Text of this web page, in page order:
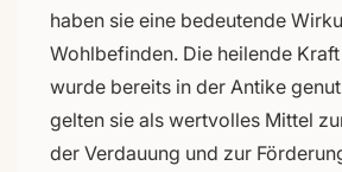
haben sie eine bedeutende
Wohlbefinden. Die heilende
wurde bereits in der Antike
gelten sie als wertvolles Mittel
der Verdauung und zur